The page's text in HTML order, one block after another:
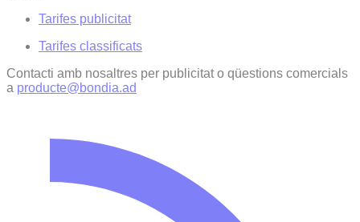
Tarifes publicitat
Tarifes classificats
Contacti amb nosaltres per publicitat o qüestions comercials
a producte@bondia.ad